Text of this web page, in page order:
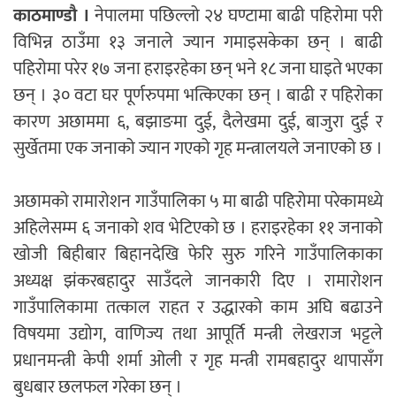
काठमाण्डौ । नेपालमा पछिल्लो २४ घण्टामा बाढी पहिरोमा परी
विभिन्न ठाउँमा १३ जनाले ज्यान गमाइसकेका छन् । बाढी
पहिरोमा परेर १७ जना हराइरहेका छन् भने १८ जना घाइते भएका
छन् । ३० वटा घर पूर्णरुपमा भत्किएका छन् । बाढी र पहिरोका
कारण अछाममा ६, बझाङमा दुई, दैलेखमा दुई, बाजुरा दुई र
सुर्खेतमा एक जनाको ज्यान गएको गृह मन्त्रालयले जनाएको छ ।
अछामको रामारोशन गाउँपालिका ५ मा बाढी पहिरोमा परेकामध्ये
अहिलेसम्म ६ जनाको शव भेटिएको छ । हराइरहेका ११ जनाको
खोजी बिहीबार बिहानदेखि फेरि सुरु गरिने गाउँपालिकाका
अध्यक्ष झंकरबहादुर साउँदले जानकारी दिए । रामारोशन
गाउँपालिकामा तत्काल राहत र उद्धारको काम अघि बढाउने
विषयमा उद्योग, वाणिज्य तथा आपूर्ति मन्त्री लेखराज भट्टले
प्रधानमन्त्री केपी शर्मा ओली र गृह मन्त्री रामबहादुर थापासँग
बुधबार छलफल गरेका छन् ।